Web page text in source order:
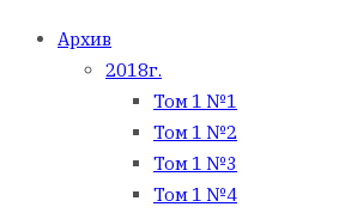
Архив
2018г.
Том 1 №1
Том 1 №2
Том 1 №3
Том 1 №4